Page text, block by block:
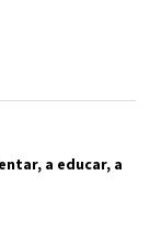
a educar, a